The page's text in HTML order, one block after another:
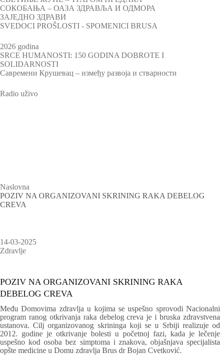
СОКОБАЊА – ОАЗА ЗДРАВЉА И ОДМОРА
ЗАЈЕДНО ЗДРАВИ
SVEDOCI PROŠLOSTI - SPOMENICI BRUSA
2026 godina
SRCE HUMANOSTI: 150 GODINA DOBROTE I
SOLIDARNOSTI
Савремени Крушевац – између развоја и стварности
Radio uživo
Naslovna
POZIV NA ORGANIZOVANI SKRINING RAKA DEBELOG
CREVA
14-03-2025
Zdravlje
POZIV NA ORGANIZOVANI SKRINING RAKA
DEBELOG CREVA
Među Domovima zdravlja u kojima se uspešno sprovodi Nacionalni
program ranog otkrivanja raka debelog creva je i bruska zdravstvena
ustanova. Cilj organizovanog skrininga koji se u Srbiji realizuje od
2012. godine je otkrivanje bolesti u početnoj fazi, kada je lečenje
uspešno kod osoba bez simptoma i znakova, objašnjava specijalista
opšte medicine u Domu zdravlja Brus dr Bojan Cvetković.